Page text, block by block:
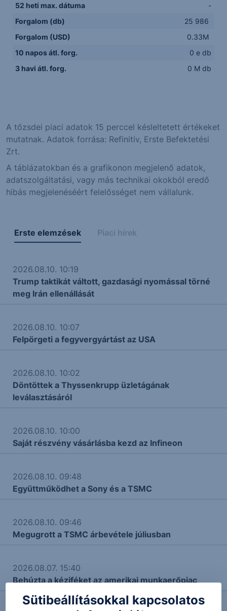
52 heti max. dátuma
-
Forgalom (db)
25 986
Forgalom (USD)
0.33M
10 napos átl. forg.
0 e db
3 havi átl. forg.
0 M db
A tőzsdei piaci adatok 15 perccel késleltetett értékeket
mutatnak. Adatok forrása: Refinitiv, Erste Befektetési
Zrt.
A táblázatokban és a grafikonon megjelenő adatok,
adatszolgáltatási, vagy más technikai okokból eredő
hibás megjelenéséért felelősséget nem vállalunk.
Erste elemzések Piaci hírek
2026.08.10. 10:19
Trump taktikát váltott, gazdasági nyomással törné
meg Irán ellenállását
2026.08.10. 10:07
Felpörgeti a fegyvergyártást az USA
2026.08.10. 10:02
Döntöttek a Thyssenkrupp üzletágának
leválasztásáról
2026.08.10. 10:00
Saját részvény vásárlásba kezd az Infineon
2026.08.10. 09:48
Együttműködhet a Sony és a TSMC
2026.08.10. 09:46
Megugrott a TSMC árbevétele júliusban
2026.08.07. 15:40
Behúzta a kéziféket az amerikai munkaerőpiac
Sütibeállításokkal kapcsolatos